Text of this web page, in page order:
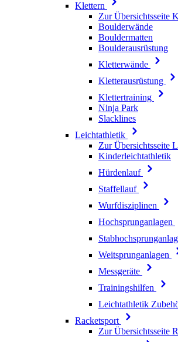
Klettern
Zur Übersichtsseite
Boulderwände
Bouldermatten
Boulderausrüstung
Kletterwände
Kletterausrüstung
Klettertraining
Ninja Park
Slacklines
Leichtathletik
Zur Übersichtsseite
Kinderleichtathletik
Hürdenlauf
Staffellauf
Wurfdisziplinen
Hochsprunganlagen
Weitsprunganlagen
Messgeräte
Trainingshilfen
Leichtathletik
Racketsport
Zur Übersichtsseite